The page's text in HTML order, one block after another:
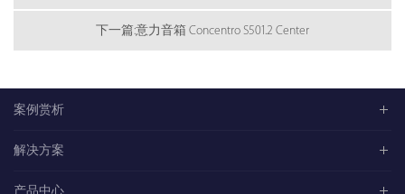
下一篇:意力音箱 Concentro S501.2 Center
案例赏析
解决方案
产品中心